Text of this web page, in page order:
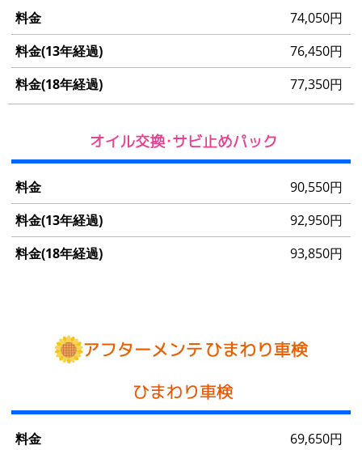
料
金
(18
年
経
74,050円
76,450円
77,350円
90,550円
92,950円
93,850円
金
69,650円